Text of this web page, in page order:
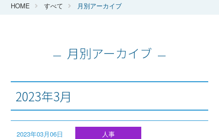
HOME すべて 月別アーカイブ
月別アーカイブ
2023年3月
2023年03月06日
人事